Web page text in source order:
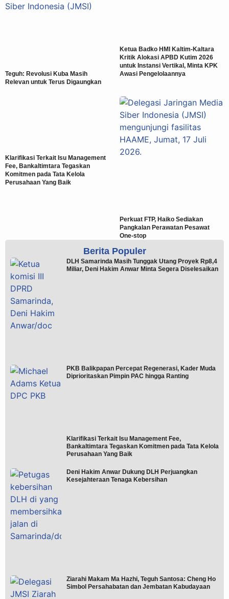
Teguh: Revolusi Kuba Masih
Relevan untuk Terus Digaungkan
Ketua Badko HMI Kaltim-Kaltara
Kritik Alokasi APBD Kutim 2026
untuk Instansi Vertikal, Minta KPK
Awasi Pengelolaannya
Klarifikasi Terkait Isu Management
Fee, Bankaltimtara Tegaskan
Komitmen pada Tata Kelola
Perusahaan Yang Baik
Perkuat FTP, Haiko Sediakan
Pangkalan Perawatan Pesawat
One-stop
Berita Populer
DLH Samarinda Masih Tunggak Utang Proyek Rp8,4
Miliar, Deni Hakim Anwar Minta Segera Diselesaikan
PKB Balikpapan Percepat Regenerasi, Kader Muda
Diprioritaskan Pimpin PAC hingga Ranting
Klarifikasi Terkait Isu Management Fee,
Bankaltimtara Tegaskan Komitmen pada Tata Kelola
Perusahaan Yang Baik
Deni Hakim Anwar Dukung DLH Perjuangkan
Kesejahteraan Tenaga Kebersihan
Ziarahi Makam Ma Hazhi, Teguh Santosa: Cheng Ho
Simbol Persahabatan dan Jembatan Kabudayaan